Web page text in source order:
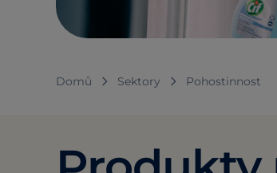
Domů Sektory Pohostinnost